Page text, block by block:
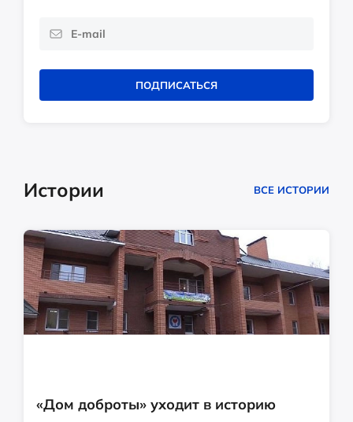
ПОДПИСАТЬСЯ
Истории ВСЕ ИСТОРИИ
«Дом доброты» уходит в историю